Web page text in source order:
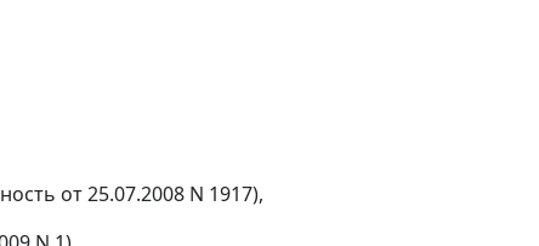
от 25.07.2008 N 1917),